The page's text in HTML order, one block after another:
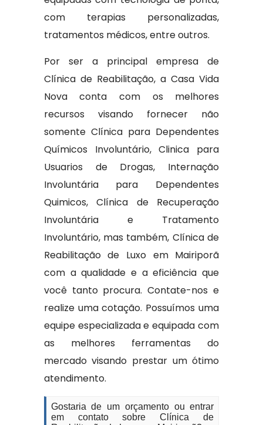
com terapias personalizadas,
tratamentos médicos, entre outros.
Por ser a principal empresa de
Clínica de Reabilitação, a Casa Vida
Nova conta com os melhores
recursos visando fornecer não
somente Clínica para Dependentes
Químicos Involuntário, Clinica para
Usuarios de Drogas, Internação
Involuntária para Dependentes
Quimicos, Clínica de Recuperação
Involuntária e Tratamento
Involuntário, mas também, Clínica de
Reabilitação de Luxo em Mairiporã
com a qualidade e a eficiência que
você tanto procura. Contate-nos e
realize uma cotação. Possuímos uma
equipe especializada e equipada com
as melhores ferramentas do
mercado visando prestar um ótimo
atendimento.
Gostaria de um orçamento ou entrar
em contato sobre Clínica de